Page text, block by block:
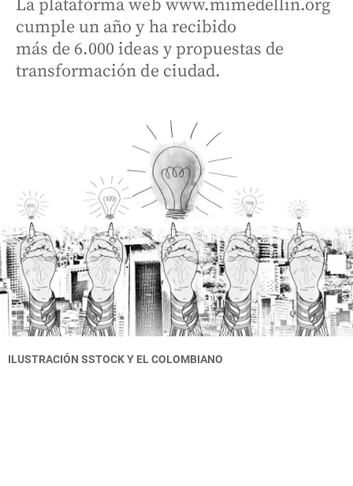
La plataforma web www.mimedellin.org
cumple un año y ha recibido
más de 6.000 ideas y propuestas de
transformación de ciudad.
ILUSTRACIÓN SSTOCK Y EL COLOMBIANO